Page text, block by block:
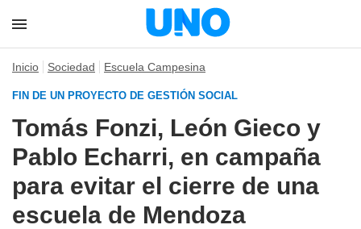
Inicio Sociedad Escuela Campesina
FIN DE UN PROYECTO DE GESTIÓN SOCIAL
Tomás Fonzi, León Gieco y
Pablo Echarri, en campaña
para evitar el cierre de una
escuela de Mendoza